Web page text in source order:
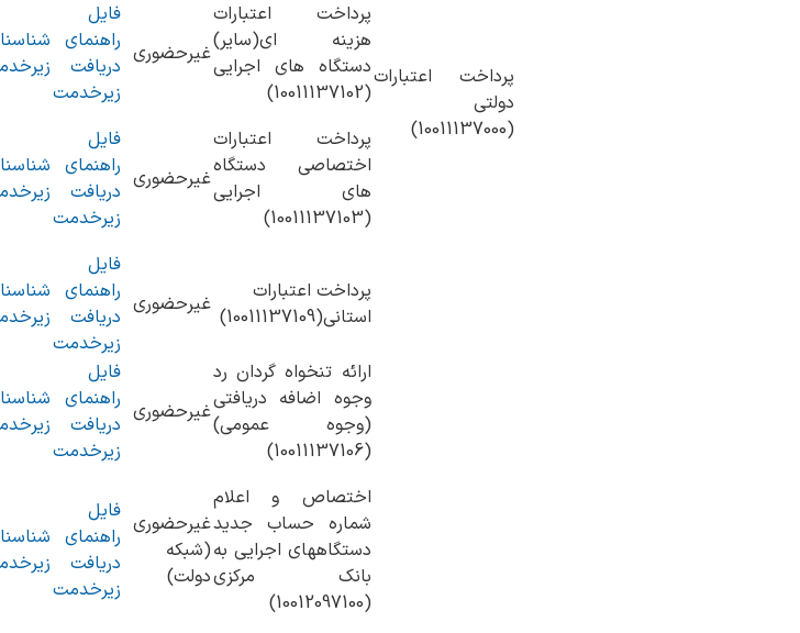
پرداخت‌ اعتبارات
دولتی
(10011137000)
پرداخت اعتبارات
هزینه ای(سایر)
دستگاه های اجرایی
(10011137102)
غیرحضوری
فایل
راهنمای
دریافت
زیرخدمت
پرداخت اعتبارات
اختصاصی دستگاه
های اجرایی
(10011137103)
غیرحضوری
فایل
راهنمای
دریافت
زیرخدمت
پرداخت اعتبارات
استانی(10011137109)
غیرحضوری
فایل
راهنمای
دریافت
زیرخدمت
ارائه تنخواه گردان رد
وجوه اضافه دریافتی
(وجوه عمومی)
(10011137106)
غیرحضوری
فایل
راهنمای
دریافت
زیرخدمت
اختصاص و اعلام
شماره حساب جدید
دستگاههای اجرایی به
بانک مرکزی
(10012097100)
غیرحضوری
(شبکه
دولت)
فایل
راهنمای
دریافت
زیرخدمت